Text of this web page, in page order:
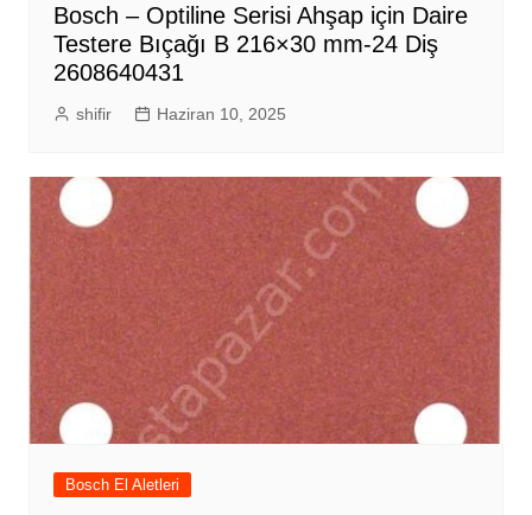
Bosch – Optiline Serisi Ahşap için Daire
Testere Bıçağı B 216×30 mm-24 Diş
2608640431
shifir Haziran 10, 2025
Bosch El Aletleri